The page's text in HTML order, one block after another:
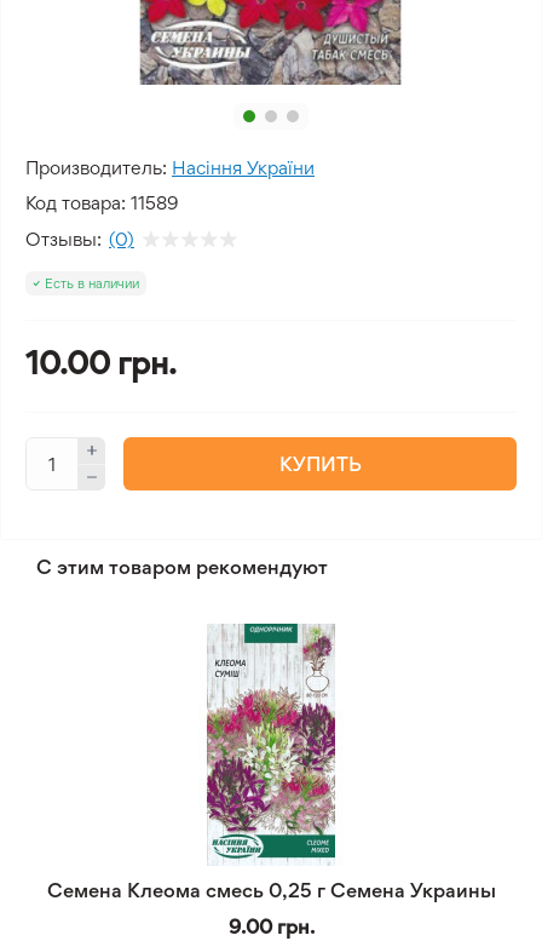
Производитель: Насіння України
Код товара: 11589
Отзывы: (0)
Есть в наличии
10.00 грн.
КУПИТЬ
С этим товаром рекомендуют
Семена Клеома смесь 0,25 г Семена Украины
9.00 грн.